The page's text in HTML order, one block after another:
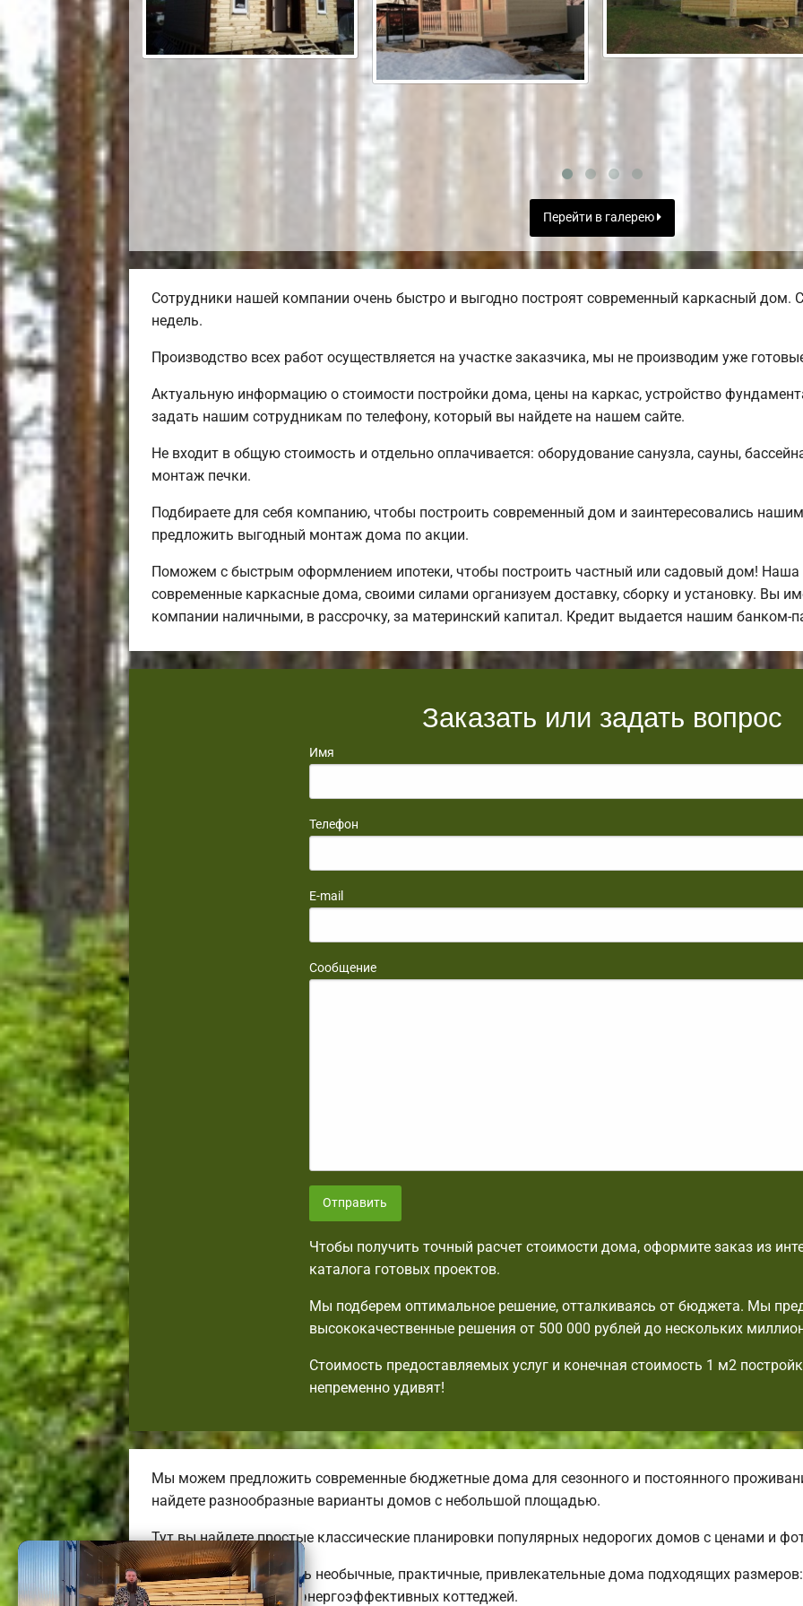
Перейти в галерею
Сотрудники нашей компании очень быстро и выгодно построят современный каркасный дом.
недель.
Производство всех работ осуществляется на участке заказчика, мы не производим уже
Актуальную информацию о стоимости постройки дома, цены на каркас, устройство
задать нашим сотрудникам по телефону, который вы найдете на нашем сайте.
Не входит в общую стоимость и отдельно оплачивается: оборудование санузла, сауны,
монтаж печки.
Подбираете для себя компанию, чтобы построить современный дом и заинтересовались
предложить выгодный монтаж дома по акции.
Поможем с быстрым оформлением ипотеки, чтобы построить частный или садовый дом! Наша
современные каркасные дома, своими силами организуем доставку, сборку и установку. Вы
компании наличными, в рассрочку, за материнский капитал. Кредит выдается нашим банком-
Заказать или задать вопрос
Имя
Телефон
E-mail
Сообщение
Отправить
Чтобы получить точный расчет стоимости дома, оформите заказ из
каталога готовых проектов.
Мы подберем оптимальное решение, отталкиваясь от бюджета. Мы
высококачественные решения от 500 000 рублей до нескольких
Стоимость предоставляемых услуг и конечная стоимость 1 м2
непременно удивят!
Мы можем предложить современные бюджетные дома для сезонного и постоянного
найдете разнообразные варианты домов с небольшой площадью.
Тут вы найдете простые классические планировки популярных недорогих домов с ценами и
Мы можем предложить необычные, практичные, привлекательные дома подходящих
дешевых до больших энергоэффективных коттеджей.